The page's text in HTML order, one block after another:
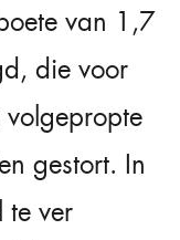
van 1,7
die voor
gestort. In
te ver